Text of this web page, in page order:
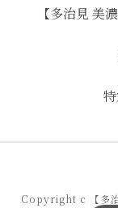
【多治見 美
Copyright c 【多